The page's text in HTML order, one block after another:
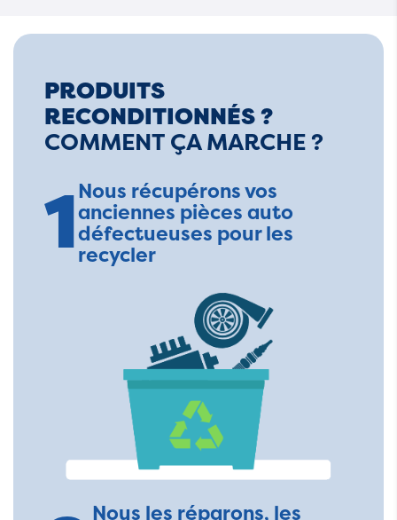
PRODUITS
RECONDITIONNÉS ?
COMMENT ÇA MARCHE ?
1Nous récupérons vos
anciennes pièces auto
défectueuses pour les
recycler
Nous les réparons, les